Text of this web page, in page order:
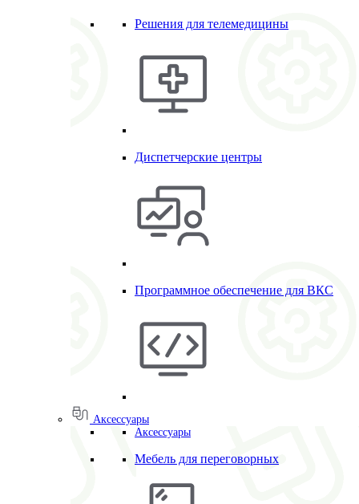
Решения для телемедицины
Диспетчерские центры
Программное обеспечение для ВКС
Аксессуары
Аксессуары
Мебель для переговорных